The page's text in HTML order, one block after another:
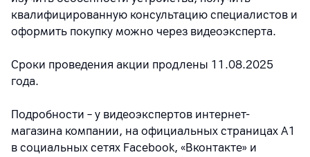
квалифицированную консультацию специалистов и
оформить покупку можно через видеоэксперта.
Сроки проведения акции продлены 11.08.2025
года.
Подробности – у видеоэкспертов интернет-
магазина компании, на официальных страницах A1
в социальных сетях Facebook, «Вконтакте» и